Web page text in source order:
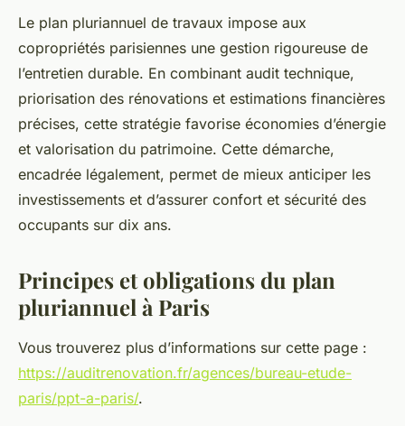
Le plan pluriannuel de travaux impose aux
copropriétés parisiennes une gestion rigoureuse de
l’entretien durable. En combinant audit technique,
priorisation des rénovations et estimations financières
précises, cette stratégie favorise économies d’énergie
et valorisation du patrimoine. Cette démarche,
encadrée légalement, permet de mieux anticiper les
investissements et d’assurer confort et sécurité des
occupants sur dix ans.
Principes et obligations du plan
pluriannuel à Paris
Vous trouverez plus d’informations sur cette page :
https://auditrenovation.fr/agences/bureau-etude-
paris/ppt-a-paris/.